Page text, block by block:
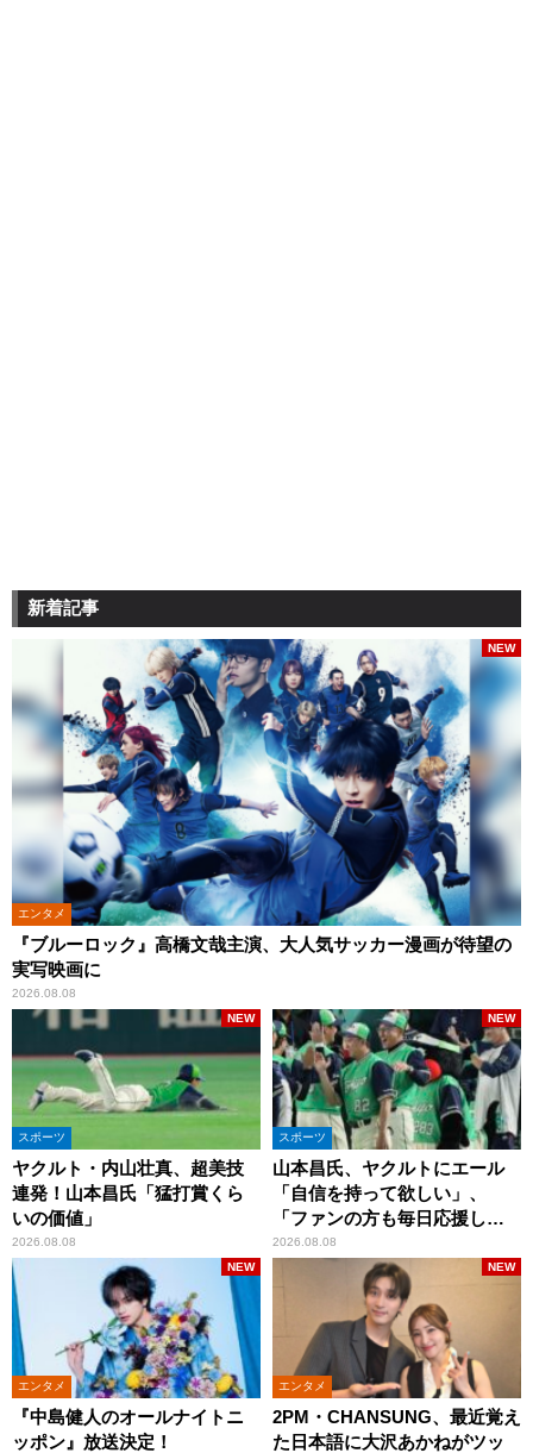
新着記事
エンタメ
『ブルーロック』高橋文哉主演、大人気サッカー漫画が待望の
実写映画に
2026.08.08
NEW
スポーツ
ヤクルト・内山壮真、超美技
連発！山本昌氏「猛打賞くら
いの価値」
2026.08.08
NEW
スポーツ
山本昌氏、ヤクルトにエール
「自信を持って欲しい」、
「ファンの方も毎日応援して
くれています」
2026.08.08
NEW
エンタメ
『中島健人のオールナイトニ
ッポン』放送決定！
NEW
エンタメ
2PM・CHANSUNG、最近覚え
た日本語に大沢あかねがツッ
NEW